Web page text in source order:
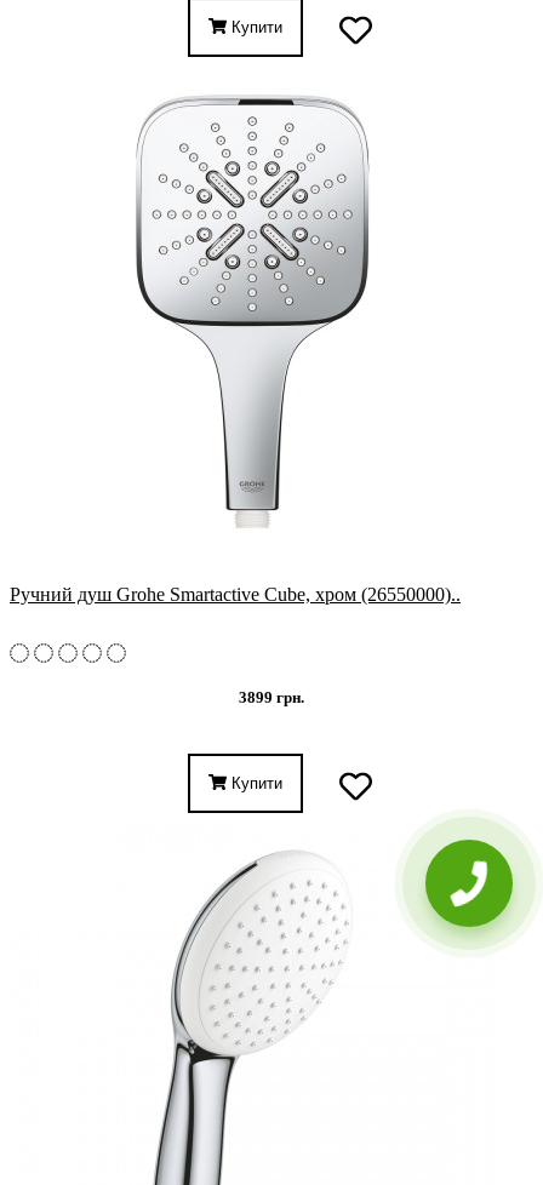
Купити
Ручний душ Grohe Smartactive Cube, хром (26550000)..
3899 грн.
Купити